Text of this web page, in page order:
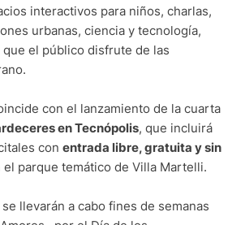
interactivos para niños, charlas,
urbanas, ciencia y tecnología,
el público disfrute de las
con el lanzamiento de la cuarta
en Tecnópolis, que incluirá
con entrada libre, gratuita y sin
el parque temático de Villa Martelli.
llevarán a cabo fines de semanas